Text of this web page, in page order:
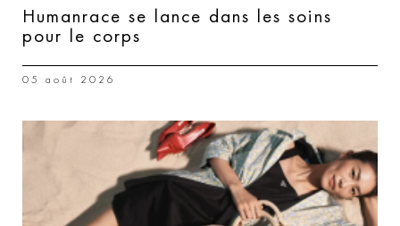
Humanrace se lance dans les soins
pour le corps
05 août 2026